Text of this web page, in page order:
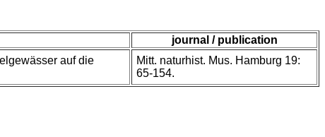
journal / publication
auf die
Mitt. naturhist. Mus. Hamburg 19:
65-154.